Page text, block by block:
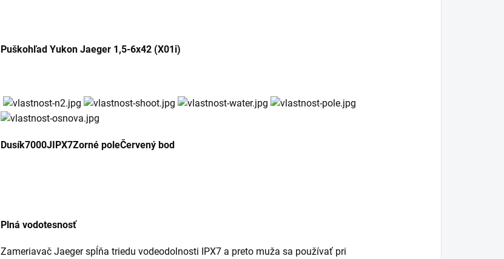
Puškohľad Yukon Jaeger 1,5-6x42 (X01i)
Dusík7000JIPX7Zorné poleČervený bod
Plná vodotesnosť
Zameriavač Jaeger spĺňa triedu vodeodolnosti IPX7 a preto muža sa používať pri